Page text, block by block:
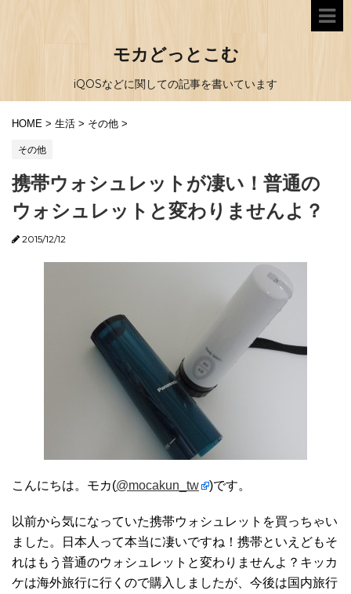
モカどっとこむ
iQOSなどに関しての記事を書いています
HOME > 生活 > その他 >
その他
携帯ウォシュレットが凄い！普通の
ウォシュレットと変わりませんよ？
2015/12/12
こんにちは。モカ(@mocakun_tw )です。
以前から気になっていた携帯ウォシュレットを買っちゃい
ました。日本人って本当に凄いですね！携帯といえどもそ
れはもう普通のウォシュレットと変わりませんよ？キッカ
ケは海外旅行に行くので購入しましたが、今後は国内旅行